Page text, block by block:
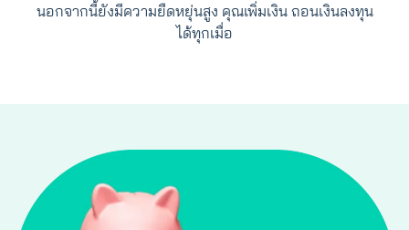
นอกจากนี้ยังมีความยืดหยุ่นสูง คุณเพิ่มเงิน ถอนเงินลงทุน
ได้ทุกเมื่อ